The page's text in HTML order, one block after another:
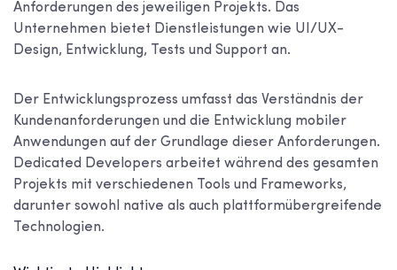
Anforderungen des jeweiligen Projekts. Das
Unternehmen bietet Dienstleistungen wie UI/UX-
Design, Entwicklung, Tests und Support an.
Der Entwicklungsprozess umfasst das Verständnis der
Kundenanforderungen und die Entwicklung mobiler
Anwendungen auf der Grundlage dieser Anforderungen.
Dedicated Developers arbeitet während des gesamten
Projekts mit verschiedenen Tools und Frameworks,
darunter sowohl native als auch plattformübergreifende
Technologien.